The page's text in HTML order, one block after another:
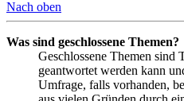
Nach oben
Was sind geschlossene Themen?
Geschlossene Themen sind
geantwortet werden kann
Umfrage, falls vorhanden,